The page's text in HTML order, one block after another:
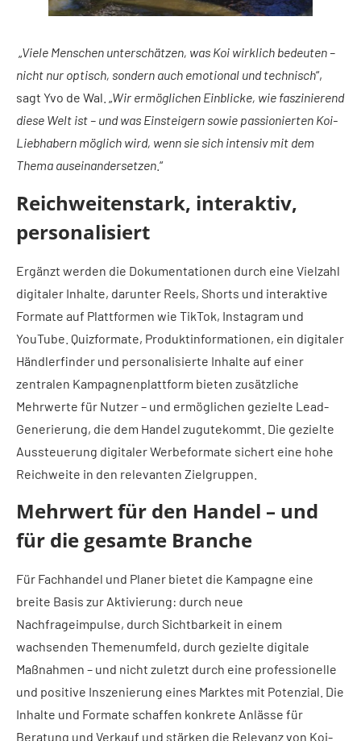
„Viele Menschen unterschätzen, was Koi wirklich bedeuten –
nicht nur optisch, sondern auch emotional und technisch“,
sagt Yvo de Wal. „Wir ermöglichen Einblicke, wie faszinierend
diese Welt ist – und was Einsteigern sowie passionierten Koi-
Liebhabern möglich wird, wenn sie sich intensiv mit dem
Thema auseinandersetzen .“
Reichweitenstark, interaktiv,
personalisiert
Ergänzt werden die Dokumentationen durch eine Vielzahl
digitaler Inhalte, darunter Reels, Shorts und interaktive
Formate auf Plattformen wie TikTok, Instagram und
YouTube. Quizformate, Produktinformationen, ein digitaler
Händlerfinder und personalisierte Inhalte auf einer
zentralen Kampagnenplattform bieten zusätzliche
Mehrwerte für Nutzer – und ermöglichen gezielte Lead-
Generierung, die dem Handel zugutekommt. Die gezielte
Aussteuerung digitaler Werbeformate sichert eine hohe
Reichweite in den relevanten Zielgruppen.
Mehrwert für den Handel – und
für die gesamte Branche
Für Fachhandel und Planer bietet die Kampagne eine
breite Basis zur Aktivierung: durch neue
Nachfrageimpulse, durch Sichtbarkeit in einem
wachsenden Themenumfeld, durch gezielte digitale
Maßnahmen – und nicht zuletzt durch eine professionelle
und positive Inszenierung eines Marktes mit Potenzial. Die
Inhalte und Formate schaffen konkrete Anlässe für
Beratung und Verkauf und stärken die Relevanz von Koi-